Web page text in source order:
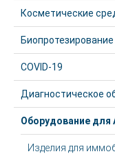
Косметические
Биопротезирование
COVID-19
Диагностическое
Оборудование
Изделия для